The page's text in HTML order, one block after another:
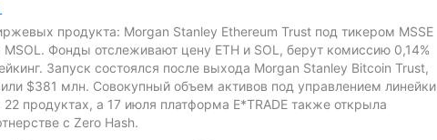
продукта: Morgan Stanley Ethereum Trust под тикером MSSE
Фонды отслеживают цену ETH и SOL, берут комиссию 0,14%
Запуск состоялся после выхода Morgan Stanley Bitcoin Trust,
$381 млн. Совокупный объем активов под управлением линейки
продуктах, а 17 июля платформа E*TRADE также открыла
с Zero Hash.